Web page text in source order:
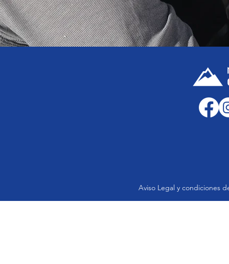
Aviso Legal y condiciones